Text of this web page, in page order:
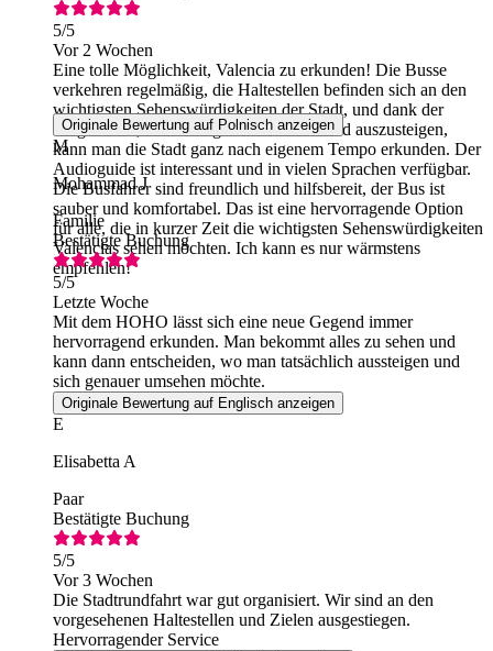
5/5
Vor 2 Wochen
Eine tolle Möglichkeit, Valencia zu erkunden! Die Busse
verkehren regelmäßig, die Haltestellen befinden sich an den
wichtigsten Sehenswürdigkeiten der Stadt, und dank der
Möglichkeit, an beliebigen Stellen ein- und auszusteigen,
kann man die Stadt ganz nach eigenem Tempo erkunden. Der
Audioguide ist interessant und in vielen Sprachen verfügbar.
Die Busfahrer sind freundlich und hilfsbereit, der Bus ist
sauber und komfortabel. Das ist eine hervorragende Option
für alle, die in kurzer Zeit die wichtigsten Sehenswürdigkeiten
Valencias sehen möchten. Ich kann es nur wärmstens
empfehlen!
Originale Bewertung auf Polnisch anzeigen
M
Mohammad J
Familie
Bestätigte Buchung
5/5
Letzte Woche
Mit dem HOHO lässt sich eine neue Gegend immer
hervorragend erkunden. Man bekommt alles zu sehen und
kann dann entscheiden, wo man tatsächlich aussteigen und
sich genauer umsehen möchte.
Originale Bewertung auf Englisch anzeigen
E
Elisabetta A
Paar
Bestätigte Buchung
5/5
Vor 3 Wochen
Die Stadtrundfahrt war gut organisiert. Wir sind an den
vorgesehenen Haltestellen und Zielen ausgestiegen.
Hervorragender Service